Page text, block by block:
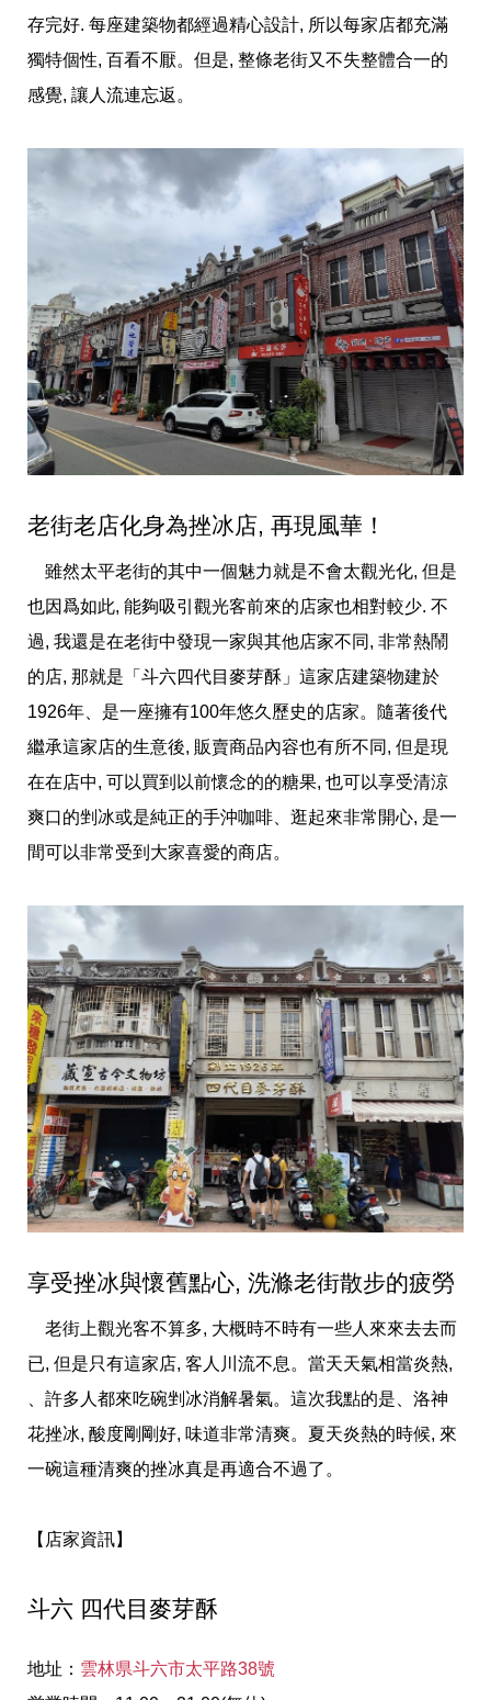
存完好. 每座建築物都經過精心設計, 所以每家店都充滿
獨特個性, 百看不厭。但是, 整條老街又不失整體合一的
感覺, 讓人流連忘返。
老街老店化身為挫冰店, 再現風華！
雖然太平老街的其中一個魅力就是不會太觀光化, 但是
也因爲如此, 能夠吸引觀光客前來的店家也相對較少. 不
過, 我還是在老街中發現一家與其他店家不同, 非常熱鬧
的店, 那就是「斗六四代目麥芽酥」這家店建築物建於
1926年、是一座擁有100年悠久歷史的店家。隨著後代
繼承這家店的生意後, 販賣商品內容也有所不同, 但是現
在在店中, 可以買到以前懷念的的糖果, 也可以享受清涼
爽口的剉冰或是純正的手沖咖啡、逛起來非常開心, 是一
間可以非常受到大家喜愛的商店。
享受挫冰與懷舊點心, 洗滌老街散步的疲勞
老街上觀光客不算多, 大概時不時有一些人來來去去而
已, 但是只有這家店, 客人川流不息。當天天氣相當炎熱,
、許多人都來吃碗剉冰消解暑氣。這次我點的是、洛神
花挫冰, 酸度剛剛好, 味道非常清爽。夏天炎熱的時候, 來
一碗這種清爽的挫冰真是再適合不過了。
【店家資訊】
斗六 四代目麥芽酥
地址： 雲林県斗六市太平路38號